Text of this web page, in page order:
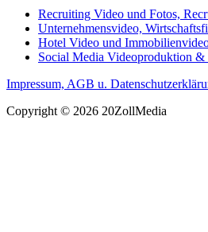
Recruiting Video und Fotos,
Unternehmensvideo,
Hotel Video und
Social Media Videoproduktion &
Impressum, AGB u.
Copyright © 2026 20ZollMedia